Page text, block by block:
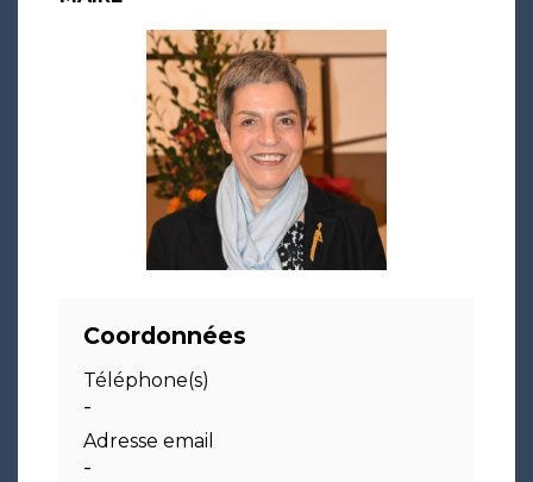
Coordonnées
Téléphone(s)
-
Adresse email
-